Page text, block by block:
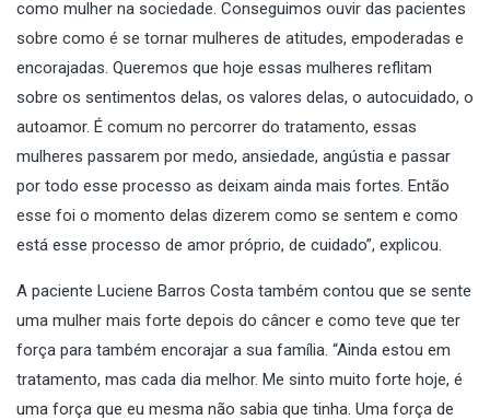
como mulher na sociedade. Conseguimos ouvir das pacientes
sobre como é se tornar mulheres de atitudes, empoderadas e
encorajadas. Queremos que hoje essas mulheres reflitam
sobre os sentimentos delas, os valores delas, o autocuidado, o
autoamor. É comum no percorrer do tratamento, essas
mulheres passarem por medo, ansiedade, angústia e passar
por todo esse processo as deixam ainda mais fortes. Então
esse foi o momento delas dizerem como se sentem e como
está esse processo de amor próprio, de cuidado”, explicou.
A paciente Luciene Barros Costa também contou que se sente
uma mulher mais forte depois do câncer e como teve que ter
força para também encorajar a sua família. “Ainda estou em
tratamento, mas cada dia melhor. Me sinto muito forte hoje, é
uma força que eu mesma não sabia que tinha. Uma força de